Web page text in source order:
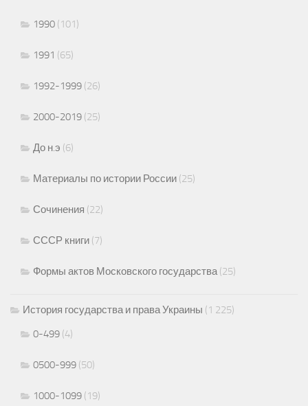
1990 (101)
1991 (65)
1992-1999 (26)
2000-2019 (25)
До н.э (6)
Материалы по истории России (25)
Сочинения (22)
СССР книги (7)
Формы актов Московского государства(25)
История государства и права Украины (1 225)
0-499 (4)
0500-999 (50)
1000-1099 (19)